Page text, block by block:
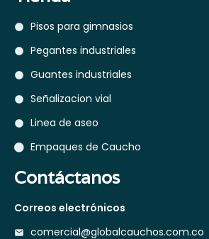
Pisos para gimnasios
Pegantes industriales
Guantes industriales
Señalizacion vial
Linea de aseo
Empaques de Caucho
Contáctanos
Correos electrónicos
comercial@globalcauchos.com.co